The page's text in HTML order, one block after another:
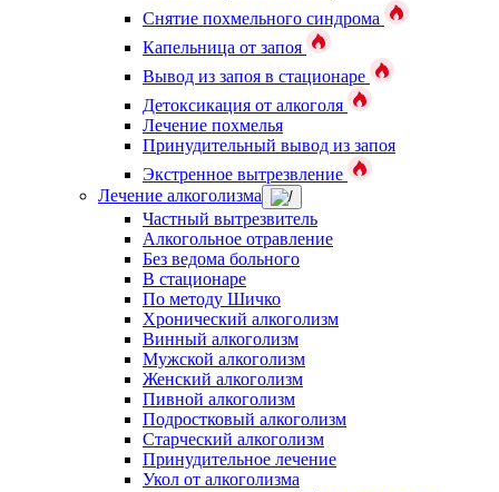
Снятие похмельного синдрома
Капельница от запоя
Вывод из запоя в стационаре
Детоксикация от алкоголя
Лечение похмелья
Принудительный вывод из запоя
Экстренное вытрезвление
Лечение алкоголизма
Частный вытрезвитель
Алкогольное отравление
Без ведома больного
В стационаре
По методу Шичко
Хронический алкоголизм
Винный алкоголизм
Мужской алкоголизм
Женский алкоголизм
Пивной алкоголизм
Подростковый алкоголизм
Старческий алкоголизм
Принудительное лечение
Укол от алкоголизма